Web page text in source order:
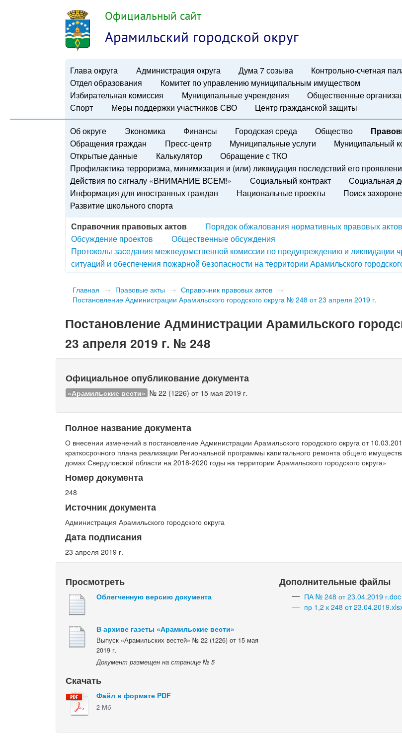
Официальный сайт
Арамильский городской округ
Глава округа Администрация округа Дума 7 созыва
Контрольно-счетная
Отдел образования
Комитет по управлению муниципальным имуществом
Избирательная комиссия
Муниципальные учреждения Общественные
Спорт
Меры поддержки участников СВО Центр гражданской защиты
Об округе Экономика Финансы Городская среда Общество
Обращения граждан
Пресс-центр Муниципальные услуги
Муниципальный
Открытые данные
Калькулятор
Обращение с ТКО
Профилактика терроризма, минимизация и (или) ликвидация последствий его
Действия по сигналу «ВНИМАНИЕ ВСЕМ!»
Социальный контракт
Социальная
Информация для иностранных граждан
Национальные проекты Поиск
Развитие школьного спорта
Справочник правовых актов
Порядок обжалования нормативных правовых
Обсуждение проектов
Общественные обсуждения
Протоколы заседания межведомственной комиссии по предупреждению и ликвидации
ситуаций и обеспечения пожарной безопасности на территории Арамильского
Главная → Правовые акты → Справочник правовых актов →
Постановление Администрации Арамильского городского округа № 248 от 23 апреля 2019 г.
Постановление Администрации Арамильского
23 апреля 2019 г. № 248
Официальное опубликование документа
«Арамильские вести» № 22 (1226) от 15 мая 2019 г.
Полное название документа
О внесении изменений в постановление Администрации Арамильского городского округа от
краткосрочного плана реализации Региональной программы капитального ремонта общего
домах Свердловской области на 2018-2020 годы на территории Арамильского городского округа»
Номер документа
248
Источник документа
Администрация Арамильского городского округа
Дата подписания
23 апреля 2019 г.
Просмотреть
Облегченную версию документа
В архиве газеты «Арамильские вести»
Выпуск «Арамильских вестей» № 22 (1226) от 15 мая
2019 г.
Документ размещен на странице № 5
Скачать
Файл в формате PDF
2 Мб
Дополнительные файлы
ПА № 248 от 23.04.2019 г.doc
пр 1,2 к 248 от